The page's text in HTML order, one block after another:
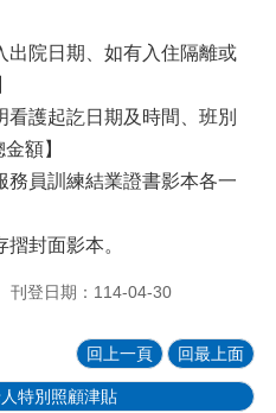
出院日期、如有入住隔離或
護起訖日期及時間、班別
額】
務員訓練結業證書影本各一
摺封面影本。
刊登日期：114-04-30
回上一頁 回最上面
特別照顧津貼